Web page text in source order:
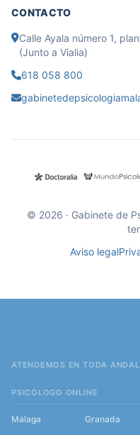
CONTACTO
Calle Ayala número 1,
(Junto a Vialia)
618 058 800
© 2026 · Gabinete de
Aviso legal
ATENDEMOS EN TODA
PSICÓLOGO ONLINE
Málaga
Granada